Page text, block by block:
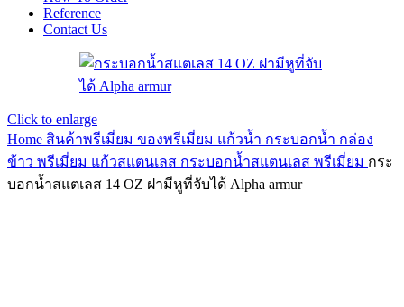
Reference
Contact Us
Click to enlarge
Home สินค้าพรีเมี่ยม ของพรีเมี่ยม แก้วน้ำ กระบอกน้ำ กล่อง
ข้าว พรีเมี่ยม แก้วสแตนเลส กระบอกน้ำสแตนเลส พรีเมี่ยม กระ
บอกน้ำสแตเลส 14 OZ ฝามีหูที่จับได้ Alpha armur